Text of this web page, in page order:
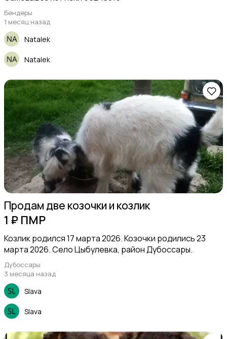
Бендеры
1 месяц назад
Natalek
Natalek
Продам две козочки и козлик
1 ₽ ПМР
Козлик родился 17 марта 2026. Козочки родились 23
марта 2026. Село Цыбулевка, район Дубоссары.
Дубоссары
3 месяца назад
Slava
Slava